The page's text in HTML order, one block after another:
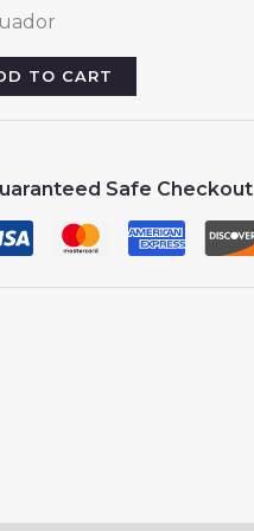
TO CART
Safe Checkout